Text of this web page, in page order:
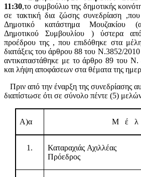
11:30,το συμβούλιο της δημοτικής
σε τακτική δια ζώσης συνεδρίαση
Δημοτικό κατάστημα Μουζακίου
Δημοτικού Συμβουλίου ) ύστερα
προέδρου της , που επιδόθηκε στα
διατάξεις του άρθρου 88 του Ν.3852/
αντικαταστάθηκε με το άρθρο 89 του Ν.
και λήψη αποφάσεων στα θέματα της
Πριν από την έναρξη της συνεδρίασης
διαπίστωσε ότι σε σύνολο πέντε (5)
Α)α Μ έ λ
1.
Καταραχιάς Αχιλλέας
Πρόεδρος